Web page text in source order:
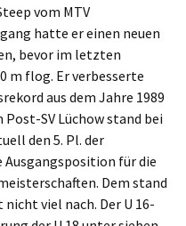
vom MTV
hatte er einen neuen
bevor im letzten
m flog. Er verbesserte
aus dem Jahre 1989
SV Lüchow stand bei
den 5. Pl. der
Ausgangsposition für die
Dem stand
viel nach. Der U 16-